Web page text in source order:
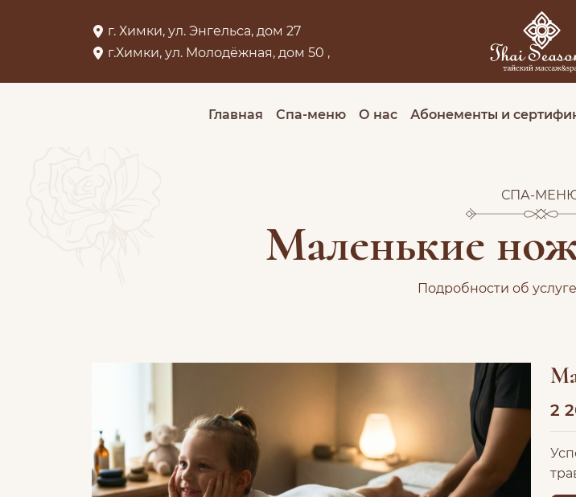
г. Химки, ул. Энгельса, дом 27
г.Химки, ул. Молодёжная, дом 50 ,
Главная Спа-меню О нас Абонементы и
СПА-
Маленькие
Подробности об
2